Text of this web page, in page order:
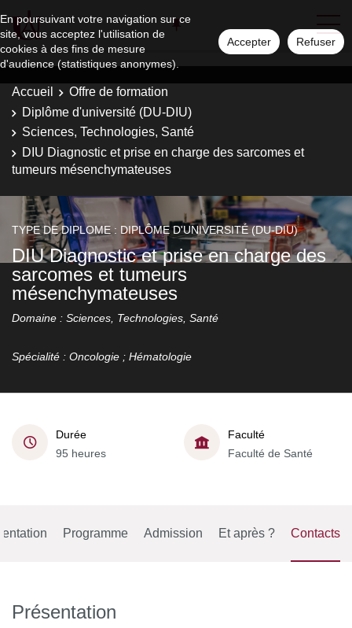
En poursuivant votre navigation sur ce
site, vous acceptez l'utilisation de
cookies à des fins de mesure
d'audience (statistiques anonymes).
Accepter Refuser
Accueil
Offre de formation
Diplôme d'université (DU-DIU)
Sciences, Technologies, Santé
DIU Diagnostic et prise en charge des sarcomes et
tumeurs mésenchymateuses
TYPE DE DIPLOME : DIPLÔME D'UNIVERSITÉ (DU-DIU)
DIU Diagnostic et prise en charge des
sarcomes et tumeurs
mésenchymateuses
Domaine : Sciences, Technologies, Santé
Spécialité : Oncologie ; Hématologie
Durée
95 heures
Faculté
Faculté de Santé
Programme Admission Et après ? Contacts
Présentation